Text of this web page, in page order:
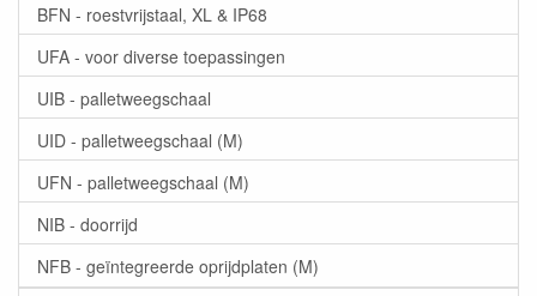
BFN - roestvrijstaal, XL & IP68
UFA - voor diverse toepassingen
UIB - palletweegschaal
UID - palletweegschaal (M)
UFN - palletweegschaal (M)
NIB - doorrijd
NFB - geïntegreerde oprijdplaten (M)